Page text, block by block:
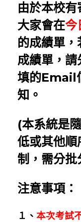
由於本校
大家會在今
的成績單，
成績單，
填的Email
知。
(本系統是
低或其他順
制，需分批
注意事項：
１、 本次考試